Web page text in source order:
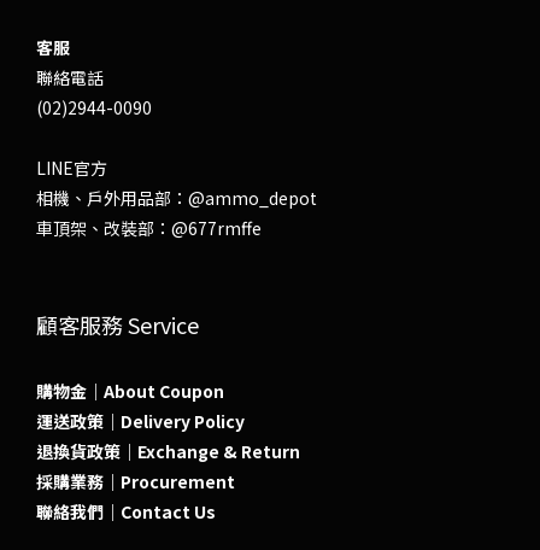
客服
聯絡電話
(02)2944-0090
LINE官方
相機、戶外用品部： @ammo_depot
車頂架、改裝部： @677rmffe
顧客服務 Service
購物金｜About Coupon
運送政策｜Delivery Policy
退換貨政策｜Exchange & Return
採購業務｜Procurement
聯絡我們｜Contact Us